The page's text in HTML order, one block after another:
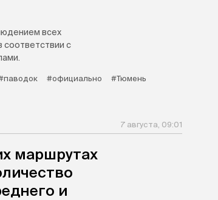
всех
соответствии с
#официально
#Тюмень
7 августа, 09:01
маршрутах
и